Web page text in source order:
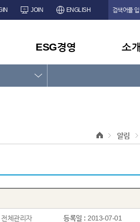
JOIN ENGLISH
ESG경영 소개
알림
전체관리자 등록일 : 2013-07-01